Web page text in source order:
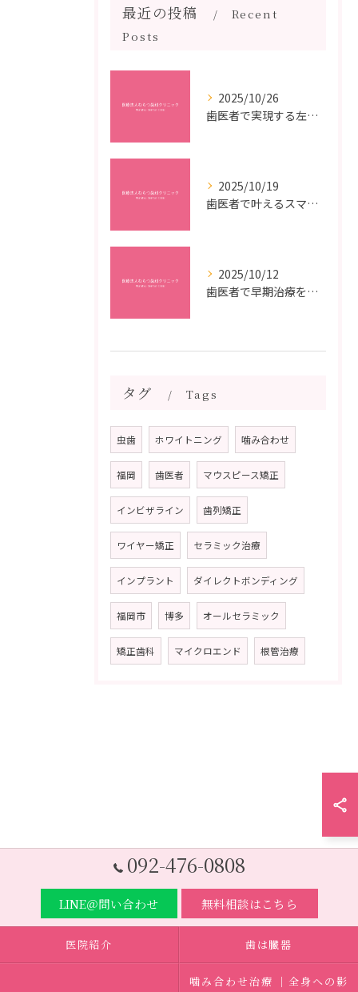
最近の投稿
Recent
Posts
2025/10/26
歯医者で実現する左右対称治療のポイントと矯正治療選びの疑問解決ガイド
2025/10/19
歯医者で叶えるスマイルメイクオーバーなら福岡県福岡市博多区博多駅前の最新矯正治療解説
2025/10/12
歯医者で早期治療を受けるメリットと虫歯悪化を防ぐ最短ステップ
タグ Tags
虫歯 ホワイトニング 噛み合わせ
福岡 歯医者 マウスピース矯正
インビザライン 歯列矯正
ワイヤー矯正 セラミック治療
インプラント ダイレクトボンディング
福岡市 博多 オールセラミック
矯正歯科 マイクロエンド 根管治療
092-476-0808
LINE＠問い合わせ 無料相談はこちら
医院紹介 歯は臓器
噛み合わせ治療 ｜全身への影